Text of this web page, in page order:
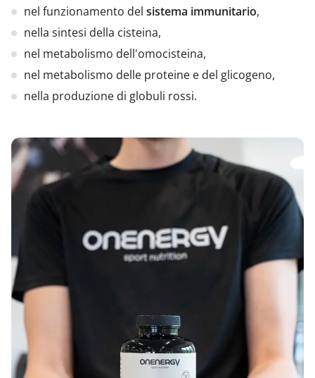
nel funzionamento del sistema immunitario,
nella sintesi della cisteina,
nel metabolismo dell'omocisteina,
nel metabolismo delle proteine e del glicogeno,
nella produzione di globuli rossi.